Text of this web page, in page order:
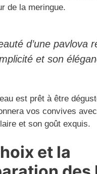
de la meringue.
d’une pavlova
et son
est prêt à être
vos convives
et son goût exquis.
et la